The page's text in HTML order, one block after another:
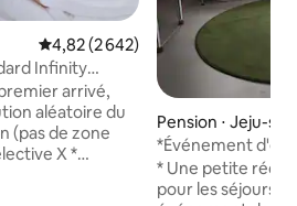
Évaluation moyenne sur la base
4,82 (2 642)
Infinity
Surf
arrivé,
aléatoire du
(pas de zone
X *
Pension ⋅ Jeju-si
*Événement
jacuzzi*
Stayfind]
* Une petite
pour les séjours